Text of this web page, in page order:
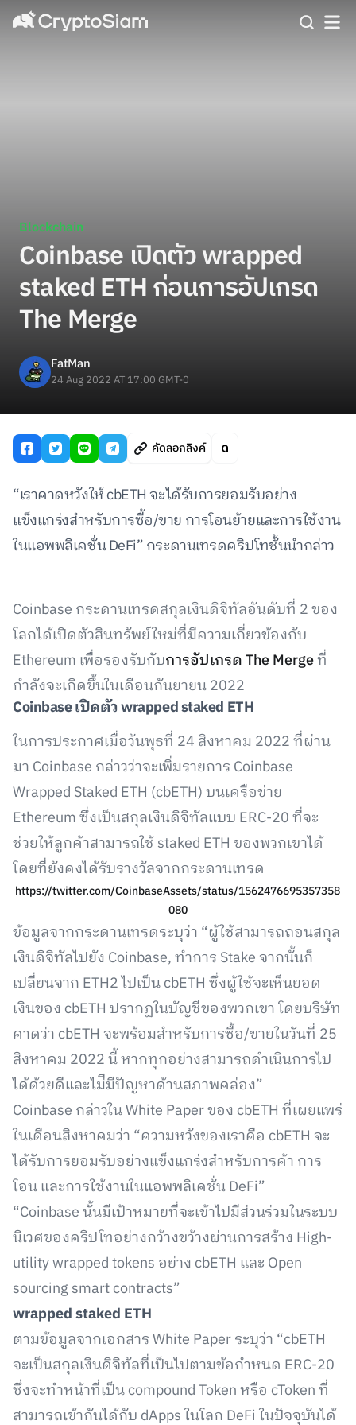
Blockchain
Coinbase เปิดตัว wrapped
staked ETH ก่อนการอัปเกรด
The Merge
FatMan
24 Aug 2022 AT 17:00 GMT-0
คัดลอกลิงค์
“เราคาดหวังให้ cbETH จะได้รับการยอมรับอย่าง
แข็งแกร่งสำหรับการซื้อ/ขาย การโอนย้ายและการใช้งาน
ในแอพพลิเคชั่น DeFi” กระดานเทรดคริปโทชั้นนำกล่าว
Coinbase กระดานเทรดสกุลเงินดิจิทัลอันดับที่ 2 ของ
โลกได้เปิดตัวสินทรัพย์ใหม่ที่มีความเกี่ยวข้องกับ
Ethereum เพื่อรองรับกับการอัปเกรด The Mergeที่
กำลังจะเกิดขึ้นในเดือนกันยายน 2022
Coinbaseเปิดตัวwrapped staked ETH
ในการประกาศเมื่อวันพุธที่ 24 สิงหาคม 2022 ที่ผ่าน
มา Coinbase กล่าวว่าจะเพิ่มรายการ Coinbase
Wrapped Staked ETH (cbETH) บนเครือข่าย
Ethereum ซึ่งเป็นสกุลเงินดิจิทัลแบบ ERC-20 ที่จะ
ช่วยให้ลูกค้าสามารถใช้ staked ETH ของพวกเขาได้
โดยที่ยังคงได้รับรางวัลจากกระดานเทรด
https://twitter.com/CoinbaseAssets/status/1562476695357358
080
ข้อมูลจากกระดานเทรดระบุว่า “ผู้ใช้สามารถถอนสกุล
เงินดิจิทัลไปยัง Coinbase, ทำการ Stake จากนั้นก็
เปลี่ยนจาก ETH2 ไปเป็น cbETH ซึ่งผู้ใช้จะเห็นยอด
เงินของ cbETH ปรากฏในบัญชีของพวกเขา โดยบริษัท
คาดว่า cbETH จะพร้อมสำหรับการซื้อ/ขายในวันที่ 25
สิงหาคม 2022 นี้ หากทุกอย่างสามารถดำเนินการไป
ได้ด้วยดีและไม่ีมีปัญหาด้านสภาพคล่อง”
Coinbase กล่าวใน White Paper ของ cbETH ที่เผยแพร่
ในเดือนสิงหาคมว่า “ความหวังของเราคือ cbETH จะ
ได้รับการยอมรับอย่างแข็งแกร่งสำหรับการค้า การ
โอน และการใช้งานในแอพพลิเคชั่น DeFi”
“Coinbase นั้นมีเป้าหมายที่จะเข้าไปมีส่วนร่วมในระบบ
นิเวศของคริปโทอย่างกว้างขว้างผ่านการสร้าง High-
utility wrapped tokens อย่าง cbETH และ Open
sourcing smart contracts”
wrapped staked ETH
ตามข้อมูลจากเอกสาร White Paper ระบุว่า “cbETH
จะเป็นสกุลเงินดิจิทัลที่เป็นไปตามข้อกำหนด ERC-20
ซึ่งจะทำหน้าที่เป็น compound Token หรือ cToken ที่
สามารถเข้ากันได้กับ dApps ในโลก DeFi ในปัจจุบันได้